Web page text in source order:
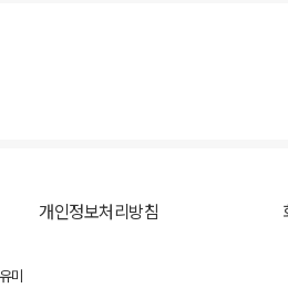
개인정보처리방침
미